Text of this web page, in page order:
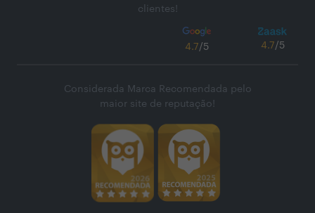
clientes!
4.7/5 4.7/5
Considerada Marca Recomendada pelo
maior site de reputação!